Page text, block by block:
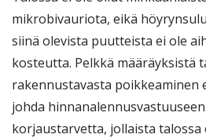
mikrobivauriota, eikä
siinä olevista puutteista ei ole
kosteutta. Pelkkä määräyksistä
rakennustavasta poikkeaminen
johda
korjaustarvetta, jollaista talossa